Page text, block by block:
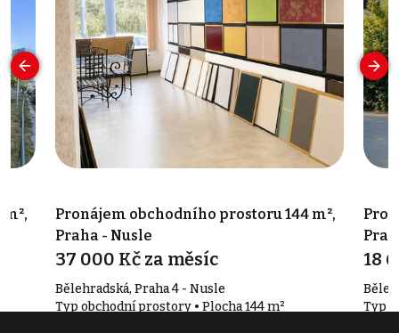
Pronájem obchodního prostoru 144 m²,
Praha - Nusle
37 000 Kč za měsíc
Bělehradská, Praha 4 - Nusle
Typ obchodní prostory • Plocha 144 m²
18
Typ